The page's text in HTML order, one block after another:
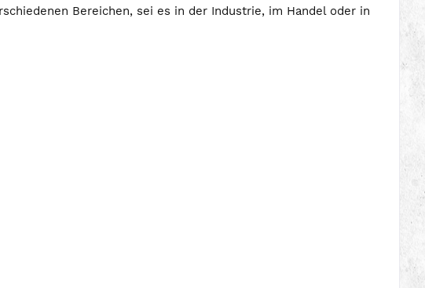
Bereichen, sei es in der Industrie, im Handel oder in